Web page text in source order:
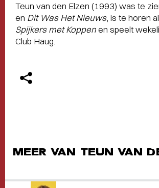
Teun van den Elzen (1993) was te
en Dit Was Het Nieuws , is te horen
Spijkers met Koppenen speelt
Club Haug.
MEER VAN TEUN VAN